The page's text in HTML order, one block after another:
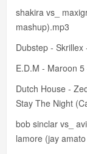
shakira vs_
mashup).mp3
Dubstep -
E.D.M - Maroon
Dutch House -
Stay The Night
bob sinclar vs_
lamore (jay